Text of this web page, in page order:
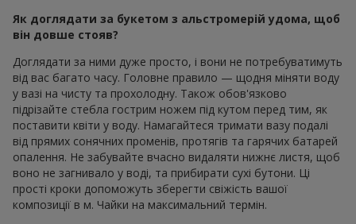
Як доглядати за букетом з альстромерій удома, щоб
він довше стояв?
Доглядати за ними дуже просто, і вони не потребуватимуть
від вас багато часу. Головне правило — щодня міняти воду
у вазі на чисту та прохолодну. Також обов'язково
підрізайте стебла гострим ножем під кутом перед тим, як
поставити квіти у воду. Намагайтеся тримати вазу подалі
від прямих сонячних променів, протягів та гарячих батарей
опалення. Не забувайте вчасно видаляти нижнє листя, щоб
воно не загнивало у воді, та прибирати сухі бутони. Ці
прості кроки допоможуть зберегти свіжість вашої
композиції в м. Чайки на максимальний термін.